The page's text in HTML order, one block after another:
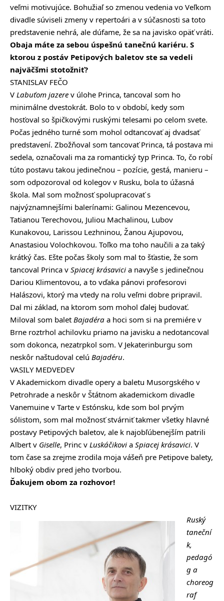
veľmi motivujúce. Bohužiaľ so zmenou vedenia vo Veľkom
divadle súviseli zmeny v repertoári a v súčasnosti sa toto
predstavenie nehrá, ale dúfame, že sa na javisko opäť vráti.
Obaja máte za sebou úspešnú tanečnú kariéru. S
ktorou z postáv Petipových baletov ste sa vedeli
najväčšmi stotožniť?
STANISLAV FEČO
V Labuťom jazere v úlohe Princa, tancoval som ho
minimálne dvestokrát. Bolo to v období, kedy som
hosťoval so špičkovými ruskými telesami po celom svete.
Počas jedného turné som mohol odtancovať aj dvadsať
predstavení. Zbožňoval som tancovať Princa, tá postava mi
sedela, označovali ma za romantický typ Princa. To, čo robí
túto postavu takou jedinečnou – pozície, gestá, manieru –
som odpozoroval od kolegov v Rusku, bola to úžasná
škola. Mal som možnosť spolupracovať s
najvýznamnejšími balerínami: Galinou Mezencevou,
Tatianou Terechovou, Juliou Machalinou, Lubov
Kunakovou, Larissou Lezhninou, Žanou Ajupovou,
Anastasiou Volochkovou. Toľko ma toho naučili a za taký
krátký čas. Ešte počas školy som mal to šťastie, že som
tancoval Princa v Spiacej krásavici a navyše s jedinečnou
Dariou Klimentovou, a to vďaka pánovi profesorovi
Halászovi, ktorý ma vtedy na rolu veľmi dobre pripravil.
Dal mi základ, na ktorom som mohol ďalej budovať.
Miloval som balet Bajadéra a hoci som si na premiére v
Brne roztrhol achilovku priamo na javisku a nedotancoval
som dokonca, nezatrpkol som. V Jekaterinburgu som
neskôr naštudoval celú Bajadéru.
VASILY MEDVEDEV
V Akademickom divadle opery a baletu Musorgského v
Petrohrade a neskôr v Štátnom akademickom divadle
Vanemuine v Tarte v Estónsku, kde som bol prvým
sólistom, som mal možnosť stvárniť takmer všetky hlavné
postavy Petipových baletov, ale k najobľúbenejším patrili
Albert v Giselle, Princ v Luskáčikovi a Spiacej krásavici. V
tom čase sa zrejme zrodila moja vášeň pre Petipove balety,
hlboký obdiv pred jeho tvorbou.
Ďakujem obom za rozhovor!
VIZITKY
Ruský
taneční
k,
pedagó
g a
choreog
raf